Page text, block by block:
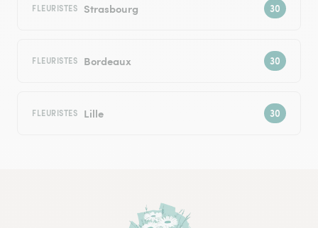
FLEURISTES Strasbourg
FLEURISTES Bordeaux
FLEURISTES Lille